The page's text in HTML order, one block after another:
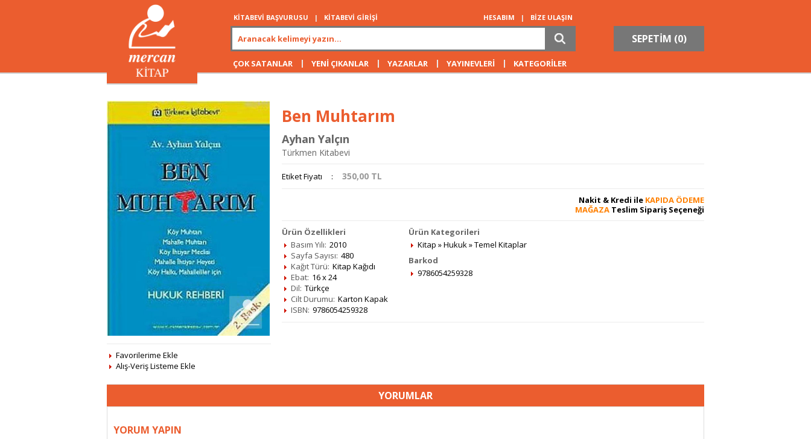
KİTABEVİ BAŞVURUSU | KİTABEVİ GİRİŞİ HESABIM | BİZE ULAŞIN
SEPETİM (0)
ÇOK SATANLAR | YENİ ÇIKANLAR | YAZARLAR | YAYINEVLERİ | KATEGORİLER
Favorilerime Ekle
Alış-Veriş Listeme Ekle
Ben Muhtarım
Ayhan Yalçın
Türkmen Kitabevi
Etiket Fiyatı : 350,00 TL
Nakit & Kredi ile KAPIDA ÖDEME
MAĞAZA Teslim Sipariş Seçeneği
Ürün Özellikleri
Basım Yılı: 2010
Sayfa Sayısı: 480
Kağıt Türü: Kitap Kağıdı
Ebat: 16 x 24
Dil: Türkçe
Cilt Durumu: Karton Kapak
ISBN: 9786054259328
Ürün Kategorileri
Kitap »Hukuk»Temel Kitaplar
Barkod
9786054259328
YORUMLAR
YORUM YAPIN